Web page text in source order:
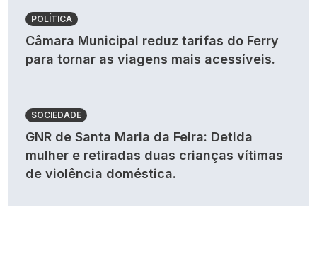
POLÍTICA
Câmara Municipal reduz tarifas do Ferry
para tornar as viagens mais acessíveis.
SOCIEDADE
GNR de Santa Maria da Feira: Detida
mulher e retiradas duas crianças vítimas
de violência doméstica.